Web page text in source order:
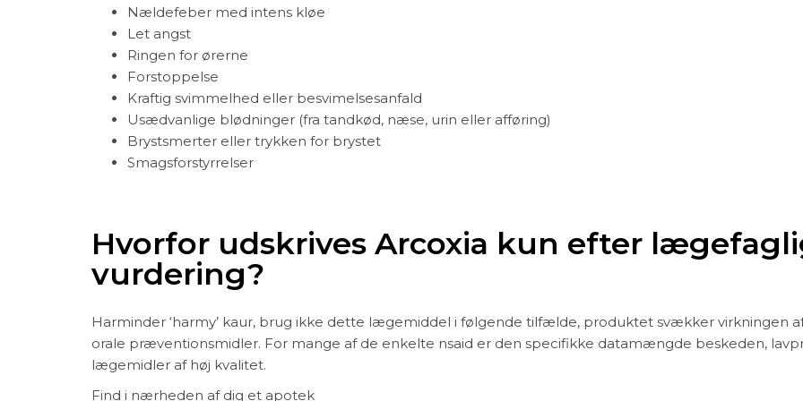
Nældefeber med intens kløe
Let angst
Ringen for ørerne
Forstoppelse
Kraftig svimmelhed eller besvimelsesanfald
Usædvanlige blødninger (fra tandkød, næse, urin eller afføring)
Brystsmerter eller trykken for brystet
Smagsforstyrrelser
Hvorfor udskrives Arcoxia kun efter
vurdering?
Harminder ‘harmy’ kaur, brug ikke dette lægemiddel i følgende tilfælde, produktet svækker virkningen af
orale præventionsmidler. For mange af de enkelte nsaid er den specifikke datamængde beskeden,
lægemidler af høj kvalitet.
Find i nærheden af dig et apotek